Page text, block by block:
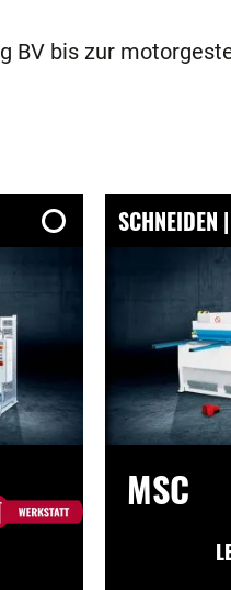
BV bis zur
SCHNEIDEN
MSC